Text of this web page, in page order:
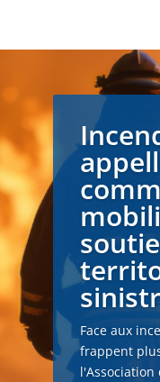
Face aux
frappent
l'Association